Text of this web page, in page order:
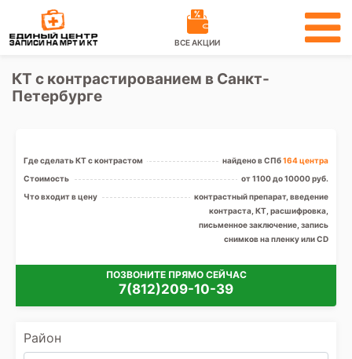
ВСЕ АКЦИИ
КТ с контрастированием в Санкт-
Петербурге
Где сделать КТ с контрастом найдено в СПб164 центра
Стоимость
от 1100 до 10000 руб.
Что входит в цену
контрастный препарат, введение
контраста, КТ, расшифровка,
письменное заключение, запись
снимков на пленку или CD
ПОЗВОНИТЕ ПРЯМО СЕЙЧАС
7(812)209-10-39
Район